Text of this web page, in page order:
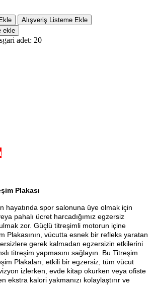
Alışveriş Listeme Ekle
ekle
adet: 20
Plakası
hayatında spor salonuna üye olmak için
pahalı ücret harcadığımız egzersiz
zor. Güçlü titreşimli motorun içine
Plakasının, vücutta esnek bir refleks yaratan
gerek kalmadan egzersizin etkilerini
titreşim yapmasını sağlayın. Bu Titreşim
Plakaları, etkili bir egzersiz, tüm vücut
izlerken, evde kitap okurken veya ofiste
ekstra kalori yakmanızı kolaylaştırır ve